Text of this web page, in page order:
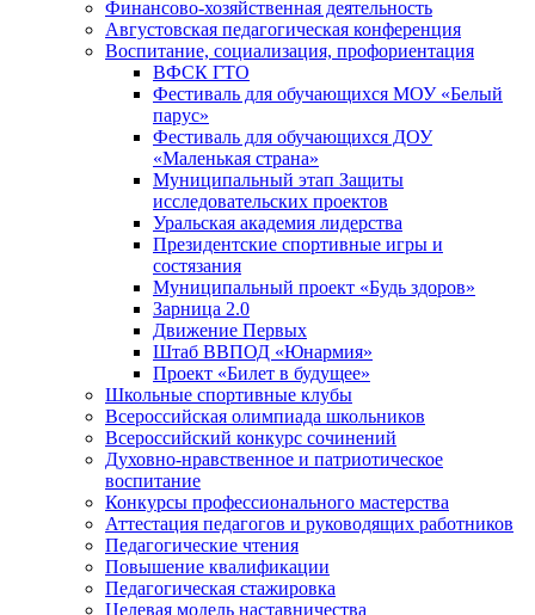
Финансово-хозяйственная деятельность
Августовская педагогическая конференция
Воспитание, социализация, профориентация
ВФСК ГТО
Фестиваль для обучающихся МОУ «Белый
парус»
Фестиваль для обучающихся ДОУ
«Маленькая страна»
Муниципальный этап Защиты
исследовательских проектов
Уральская академия лидерства
Президентские спортивные игры и
состязания
Муниципальный проект «Будь здоров»
Зарница 2.0
Движение Первых
Штаб ВВПОД «Юнармия»
Проект «Билет в будущее»
Школьные спортивные клубы
Всероссийская олимпиада школьников
Всероссийский конкурс сочинений
Духовно-нравственное и патриотическое
воспитание
Конкурсы профессионального мастерства
Аттестация педагогов и руководящих работников
Педагогические чтения
Повышение квалификации
Педагогическая стажировка
Целевая модель наставничества